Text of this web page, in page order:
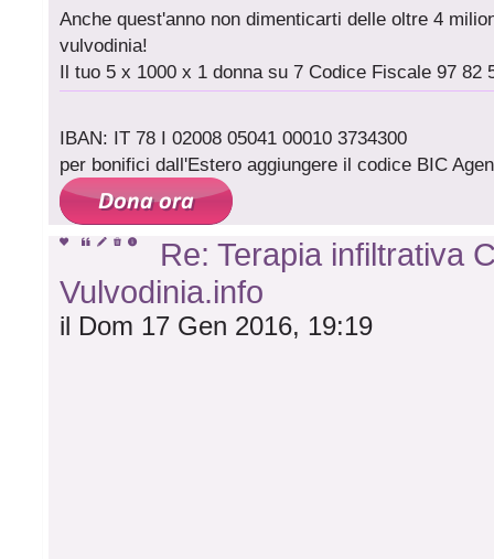
Anche quest'anno non dimenticarti delle oltre 4
vulvodinia!
Il tuo 5 x 1000 x 1 donna su 7 Codice Fiscale 97 82
IBAN: IT 78 I 02008 05041 00010 3734300
per bonifici dall'Estero aggiungere il codice BIC
Re: Terapia infiltrativa
Vulvodinia.info
il Dom 17 Gen 2016, 19:19